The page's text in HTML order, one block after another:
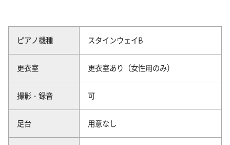
ピアノ機種 スタインウェイB
更衣室 更衣室あり（女性用のみ）
撮影・録音 可
足台 用意なし